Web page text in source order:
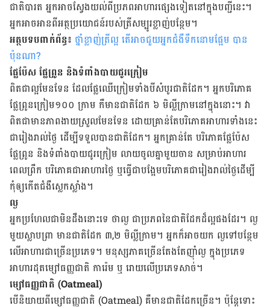
ជាតិ​បារត អ្នក​អាច​ស្វែង​យល់​ពី​ប្រភព​​អាហារ​​ផ្សេង​ទៀត​នៅ​ក្នុង​បញ្ជី​នេះ។
អ្នក​អាច​អាន​ពី​អត្ថប្រយោជន៍​របស់​ត្រី​សម្បូរ​ខ្លាញ់​បន្ថែម។
អត្ថបទបពាក់ព័ន្ធ៖ ថ្នាំខ្លាញ់ត្រីល្អ តើ​អាច​ជួយអ្នកជំងឺទឹកនោមផ្អែម បាន
ប៉ុនណា?
ផ្លែ​ប៉ែស ផ្លែ​ព្រូន និង​ទំពាំង​បាយ​ជូរ​ក្រៀម
ពិត​ជា​ល្អ​មែន​ទែន ដែល​ផ្លែ​ឈើ​ក្រៀម​ទាំង​បី​សំបូរ​ជាតិ​ដែក។ អ្នក​បរិភោគ​
ផ្លែ​ព្រូន​ក្រៀម១០០ ក្រាម កឺមាន​ជាតិ​ដែក ៦ មិល្លីក្រាមនៅក្នុងនោះ។ វា​
ពិត​ជា​មាន​ភាព​ងាយ​ស្រួល​មែន​ទែន ដោយ​គ្រាន់​តែ​បរិភោគ​អាហារ​ទាំង​នេះ​
ជា​រៀងរាល់​ថ្ងៃ ដើម្បី​ទទួល​បាន​ជាតិ​ដែក។ អ្នក​គ្រាន់តែ បរិភោគ​ផ្លែ​ប៉ែស
ផ្លែ​ព្រូន និង​ទំពាំង​បាយ​ជូរ​ក្រៀម លាយ​ចូល​គ្នា​មួយ​ចាន សម្រាប់​អាហារ​
ពេល​ព្រឹក បរិភោគ​ជា​អាហារ​ថ្ងៃ ឬ​ធ្វើ​ជា​បង្អែម​បរិភោគ​ជា​រៀងរាល់​ថ្ងៃ​ដើម្បី​
កុំ​ឲ្យ​កើត​ជំងឺ​ស្លេកស្លាំង។
ល្ង
អ្នក​ប្រហែល​ជា​មិន​ដឹង​នោះ​ទេ ថា​ល្ង ជា​ប្រភព​នៃ​ជាតិ​ដែក​ដ៏​ល្អ​ផង​ដែរ។ ល្ង​
មួយ​ស្លាបព្រា មាន​ជាតិ​ដែក ៣,២ មិល្លីក្រាម។ អ្នក​ក៏​អាច​យក ល្ង​ទៅ​បន្ថែម​
លើ​អាហារ​ជា​ច្រើន​ប្រភេទ។ មនុស្ស​ភាគ​ច្រើន​តែង​តែ​ញ៉ាំ​ល្ង ក្នុង​ប្រភេទ​
អាហារ​ដុត​ម្សៅ​ធញ្ញជាតិ ការ៉េម ឬ រោយ​លើ​ប្រភេទ​សាច់។
ម្សៅ​ធញ្ញជាតិ (Oatmeal)
បើ​និយាយ​ពី​ម្សៅ​ធញ្ញជាតិ (Oatmeal) គឺ​មាន​ជាតិ​ដែក​ច្រើន។ ប៉ុន្តែ​ទោះ​